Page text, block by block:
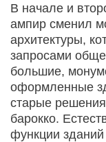
В начале и
ампир сменил
архитектуры,
запросами
большие,
оформленные
старые
барокко.
функции